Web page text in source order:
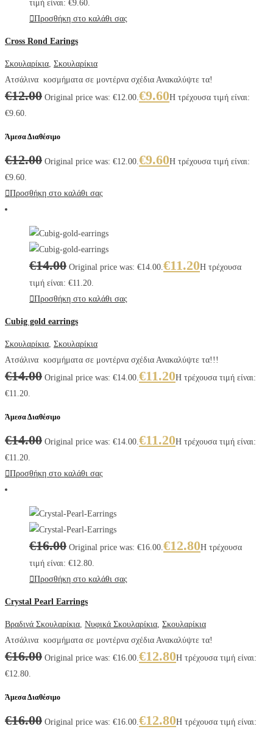
τιμή είναι: €9.60.
Προσθήκη στο καλάθι σας
Cross Rond Earings
Σκουλαρίκια, Σκουλαρίκια
Ατσάλινα κοσμήματα σε μοντέρνα σχέδια Ανακαλύψτε τα!
€12.00 Original price was: €12.00.€9.60Η τρέχουσα τιμή είναι:
€9.60.
Άμεσα Διαθέσιμο
€12.00 Original price was: €12.00.€9.60Η τρέχουσα τιμή είναι:
€9.60.
Προσθήκη στο καλάθι σας
€14.00 Original price was: €14.00.€11.20Η τρέχουσα
τιμή είναι: €11.20.
Προσθήκη στο καλάθι σας
Cubig gold earrings
Σκουλαρίκια, Σκουλαρίκια
Ατσάλινα κοσμήματα σε μοντέρνα σχέδια Ανακαλύψτε τα!!!
€14.00 Original price was: €14.00.€11.20Η τρέχουσα τιμή είναι:
€11.20.
Άμεσα Διαθέσιμο
€14.00 Original price was: €14.00.€11.20Η τρέχουσα τιμή είναι:
€11.20.
Προσθήκη στο καλάθι σας
€16.00 Original price was: €16.00.€12.80Η τρέχουσα
τιμή είναι: €12.80.
Προσθήκη στο καλάθι σας
Crystal Pearl Earrings
Βραδινά Σκουλαρίκια, Νυφικά Σκουλαρίκια, Σκουλαρίκια
Ατσάλινα κοσμήματα σε μοντέρνα σχέδια Ανακαλύψτε τα!
€16.00 Original price was: €16.00.€12.80Η τρέχουσα τιμή είναι:
€12.80.
Άμεσα Διαθέσιμο
€16.00 Original price was: €16.00.€12.80Η τρέχουσα τιμή είναι: